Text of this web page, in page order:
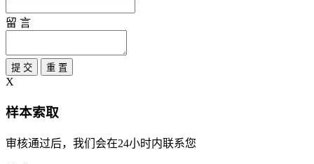
留 言
提 交 重 置
X
样本索取
审核通过后，我们会在24小时内联系您